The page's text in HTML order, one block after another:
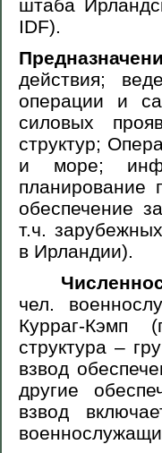
штаба
IDF).
действия;
операции и
силовых
структур;
и море;
планирование
обеспечение
т.ч.
в Ирландии).
чел.
Курраг-Кэмп
структура –
взвод
другие
взвод